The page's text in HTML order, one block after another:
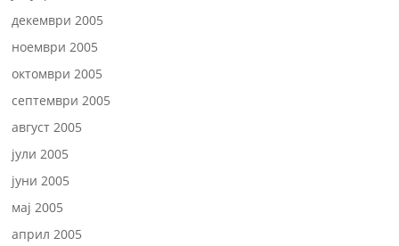
декември 2005
ноември 2005
октомври 2005
септември 2005
август 2005
јули 2005
јуни 2005
мај 2005
април 2005